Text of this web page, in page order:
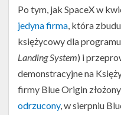
Po tym, jak SpaceX w
jedyna firma, która
księżycowy dla
Landing System) i
demonstracyjne na
firmy Blue Origin
odrzucony, w sierpniu